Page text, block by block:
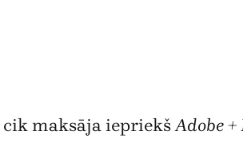
cik maksāja iepriekšAdobe